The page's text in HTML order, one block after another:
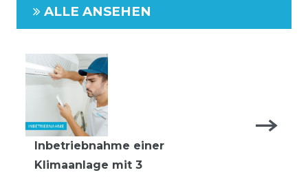
ALLE ANSEHEN
Inbetriebnahme einer
Klimaanlage mit 3